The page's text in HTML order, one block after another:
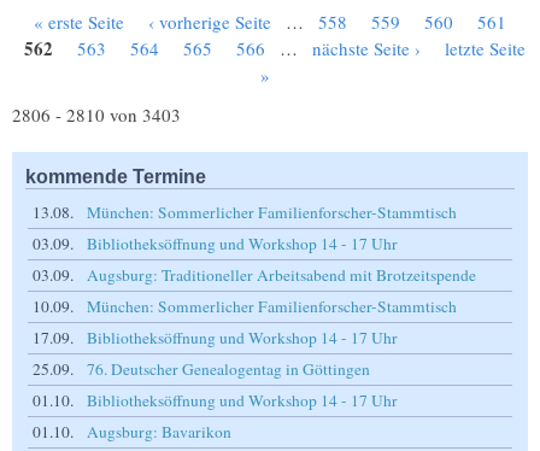
Seiten
« erste Seite ‹ vorherige Seite … 558 559 560 561
562 563 564 565 566 … nächste Seite ›
letzte Seite
»
2806 - 2810 von 3403
kommende Termine
13.08.
München: Sommerlicher Familienforscher-Stammtisch
03.09.
Bibliotheksöffnung und Workshop 14 - 17 Uhr
03.09.
Augsburg: Traditioneller Arbeitsabend mit Brotzeitspende
10.09.
München: Sommerlicher Familienforscher-Stammtisch
17.09.
Bibliotheksöffnung und Workshop 14 - 17 Uhr
25.09.
76. Deutscher Genealogentag in Göttingen
01.10.
Bibliotheksöffnung und Workshop 14 - 17 Uhr
01.10.
Augsburg: Bavarikon